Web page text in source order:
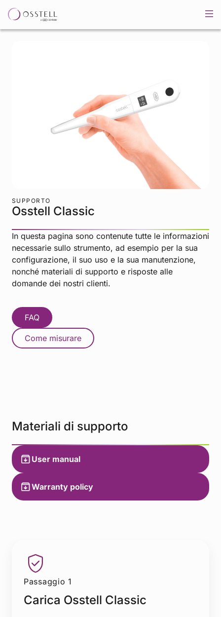
SUPPORTO
Osstell Classic
In questa pagina sono contenute tutte le informazioni
necessarie sullo strumento, ad esempio per la sua
configurazione, il suo uso e la sua manutenzione,
nonché materiali di supporto e risposte alle
domande dei nostri clienti.
FAQ
Come misurare
Materiali di supporto
User manual
Warranty policy
Passaggio 1
Carica Osstell Classic